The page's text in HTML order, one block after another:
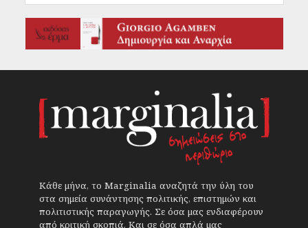
Κάθε μήνα, το Marginalia αναζητά την ύλη του
στα σημεία συνάντησης πολιτικής, επιστημών και
πολιτιστικής παραγωγής. Σε όσα μας ενδιαφέρουν
από κριτική σκοπιά. Και σε όσα απλά μας